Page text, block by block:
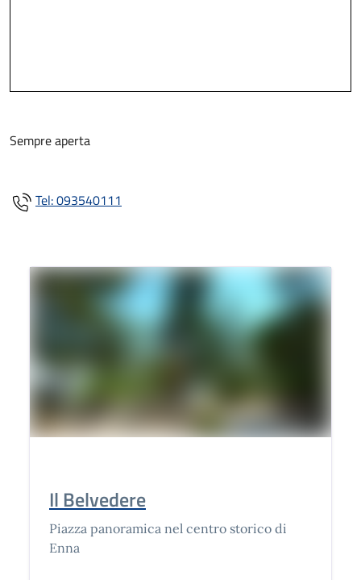
Sempre aperta
Tel: 093540111
Il Belvedere
Piazza panoramica nel centro storico di
Enna